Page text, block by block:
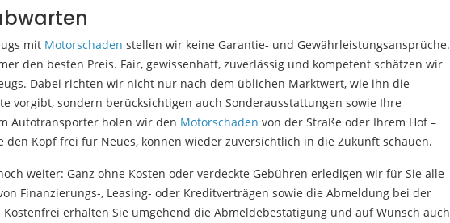
mit Motorschaden stellen wir keine Garantie- und Gewährleistungsansprüche.
den besten Preis. Fair, gewissenhaft, zuverlässig und kompetent schätzen wir
Dabei richten wir nicht nur nach dem üblichen Marktwert, wie ihn die
vorgibt, sondern berücksichtigen auch Sonderausstattungen sowie Ihre
Autotransporter holen wir den Motorschaden von der Straße oder Ihrem Hof –
den Kopf frei für Neues, können wieder zuversichtlich in die Zukunft schauen.
weiter: Ganz ohne Kosten oder verdeckte Gebühren erledigen wir für Sie alle
Finanzierungs-, Leasing- oder Kreditverträgen sowie die Abmeldung bei der
erhalten Sie umgehend die Abmeldebestätigung und auf Wunsch auch